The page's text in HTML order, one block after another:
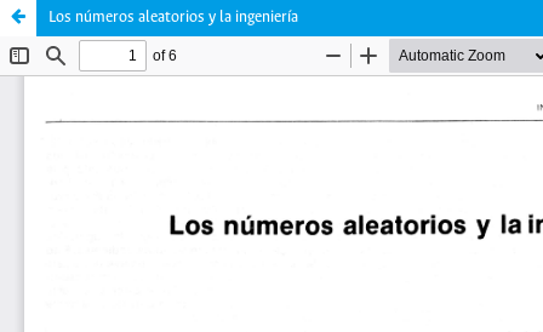
Los números aleatorios y la ingeniería